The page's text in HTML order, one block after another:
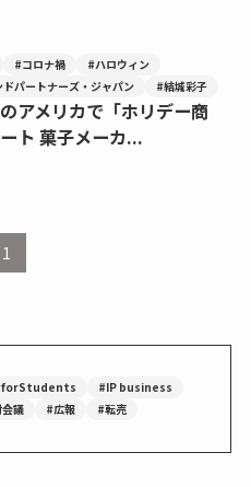
#コロナ禍
#ハロウィン
パートナーズ・ジャパン
#結城彩子
アメリカで「ホリデー商
ト 菓子メーカ...
1
#IP business
議 #広報 #転売